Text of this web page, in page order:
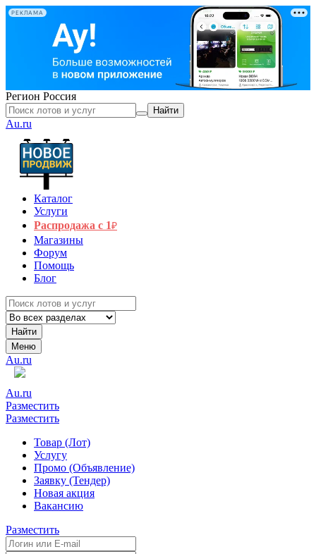
РЕКЛАМА
Регион Россия
Найти
Au.ru
Каталог
Услуги
Распродажа с 1₽
Магазины
Форум
Помощь
Блог
Найти
Меню
Au.ru
Au.ru
Разместить
Разместить
Товар (Лот)
Услугу
Промо (Объявление)
Заявку (Тендер)
Новая акция
Вакансию
Разместить